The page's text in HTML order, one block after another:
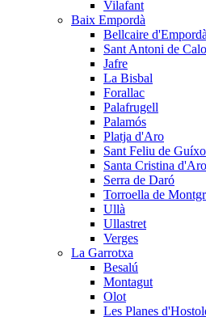
Vilafant
Baix Empordà
Bellcaire d'Empordà
Sant Antoni de
Jafre
La Bisbal
Forallac
Palafrugell
Palamós
Platja d'Aro
Sant Feliu de
Santa Cristina d'Aro
Serra de Daró
Torroella de
Ullà
Ullastret
Verges
La Garrotxa
Besalú
Montagut
Olot
Les Planes